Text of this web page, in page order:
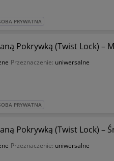
PRYWATNA
Pokrywką (Twist Lock) –
Przeznaczenie: uniwersalne
PRYWATNA
Pokrywką (Twist Lock) –
Przeznaczenie: uniwersalne